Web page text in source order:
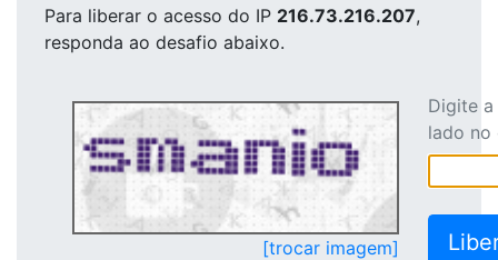
Para liberar o acesso do IP 216.73.216.207,
responda ao desafio abaixo.
[trocar imagem]
Digite
lado no